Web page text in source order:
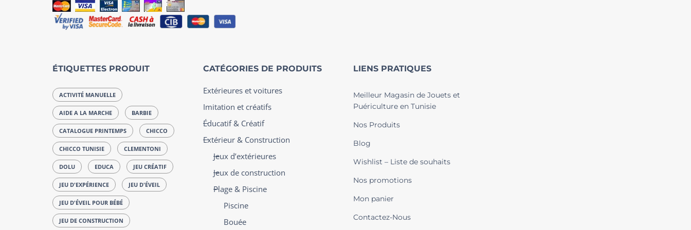
ÉTIQUETTES PRODUIT
ACTIVITÉ MANUELLE
AIDE A LA MARCHE BARBIE
CATALOGUE PRINTEMPS CHICCO
CHICCO TUNISIE CLEMENTONI
DOLU EDUCA JEU CRÉATIF
JEU D'EXPÉRIENCE JEU D'ÉVEIL
JEU D'ÉVEIL POUR BÉBÉ
JEU DE CONSTRUCTION
CATÉGORIES DE PRODUITS
Extérieures et voitures
Imitation et créatifs
Éducatif & Créatif
Extérieur & Construction
Jeux d’extérieures
Jeux de construction
Plage & Piscine
Piscine
Bouée
LIENS PRATIQUES
Meilleur Magasin de Jouets et
Puériculture en Tunisie
Nos Produits
Blog
Wishlist – Liste de souhaits
Nos promotions
Mon panier
Contactez-Nous